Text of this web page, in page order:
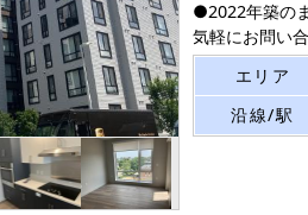
●2022年築の
気軽にお問い
エリア
沿線/駅